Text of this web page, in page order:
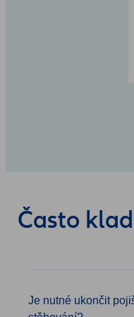
Často
Je nutné ukončit